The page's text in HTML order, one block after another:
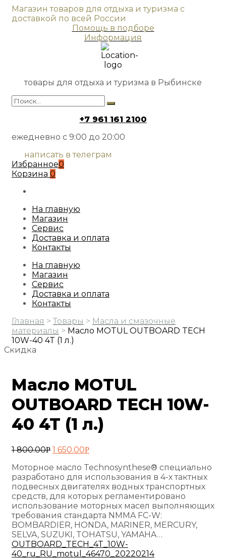
Магазин товаров для отдыха и туризма с
доставкой по всей России
Помощь в подборе
Информация
товары для отдыха и туризма в Рыбинске
+7 961 161 2100
ежедневно с 9:00 до 20:00
написать в телеграм
Избранное0
Корзина 0
На главную
Магазин
Сервис
Доставка и оплата
Контакты
На главную
Магазин
Сервис
Доставка и оплата
Контакты
Главная > Товары > Масла и смазочные
материалы > Масло MOTUL OUTBOARD TECH
10W-40 4T (1 л.)
Скидка
Масло MOTUL
OUTBOARD TECH 10W-
40 4T (1 л.)
1 800.00Р Первоначальная
составляла
1
800.00руб..
1 650.00РТекущая
1
650.00руб..
Моторное масло Technosynthese® специально
разработано для использования в 4-х тактных
подвесных двигателях водных транспортных
средств, для которых регламентировано
использование моторных масел выполняющих
требования стандарта NMMA FC-W:
BOMBARDIER, HONDA, MARINER, MERCURY,
SELVA, SUZUKI, TOHATSU, YAMAHA…
OUTBOARD_TECH_4T_10W-
40_ru_RU_motul_46470_20220214